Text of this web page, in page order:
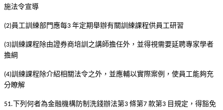
施法令宣導
(2)員工訓練部門應每3 年定期舉辦有關訓練課程供員工研習
(3)訓練課程除由證券商培訓之講師擔任外，並得視需要延聘專家學者
擔綱
(4)訓練課程除介紹相關法令之外，並應輔以實際案例，使員工能夠充
分瞭解
51. 下列何者為金融機構防制洗錢辦法第3 條第7 款第3 目規定，得豁免